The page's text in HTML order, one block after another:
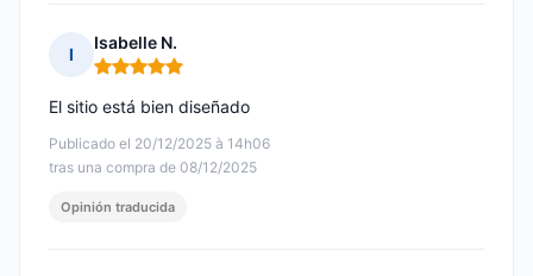
I
Isabelle N.
Nota: 5 de 5
Publicado el 20/12/2025 à 14h06
tras una compra de 08/12/2025
El sitio está bien diseñado
Opinión traducida